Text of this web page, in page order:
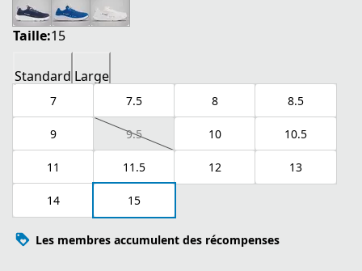
Taille:15
Standard Large
7 7.5 8 8.5
9 9.5 10 10.5
11 11.5 12 13
14 15
Les membres accumulent des récompenses